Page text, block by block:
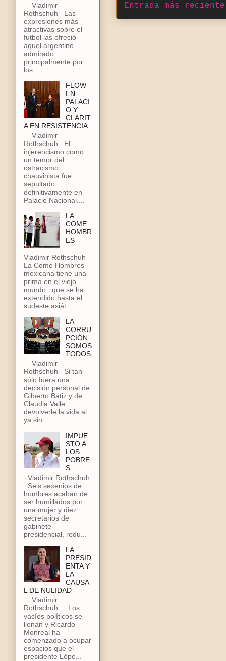
Entrada más reciente
Vladimir
Rothschuh Las
expresiones más
atractivas sobre el
futbol las ofreció
aquel argentino
admirado
principalmente por
los ...
FLOW
EN
PALACI
O Y
CLARIT
A EN RESISTENCIA
Vladimir
Rothschuh El
injerencismo como
un temor del
ostracismo
chauvinista fue
sepultado
definitivamente en
Palacio Nacional....
LA
COME
HOMBR
ES
Vladimir Rothschuh
La Come Hombres
mexicana tiene una
prima en el viejo
mundo que se ha
extendido hasta el
sudeste asiát...
LA
CORRU
PCIÓN
SOMOS
TODOS
Vladimir
Rothschuh Si tan
sólo fuera una
decisión personal de
Gilberto Bátiz y de
Claudia Valle
devolverle la vida al
ya sin...
IMPUE
STO A
LOS
POBRE
S
Vladimir Rothschuh
Seis sexenios de
hombres acaban de
ser humillados por
una mujer y diez
secretarios de
gabinete
presidencial, redu...
LA
PRESID
ENTA Y
LA
CAUSA
L DE NULIDAD
Vladimir
Rothschuh Los
vacíos políticos se
llenan y Ricardo
Monreal ha
comenzado a ocupar
espacios que el
presidente Lópe...